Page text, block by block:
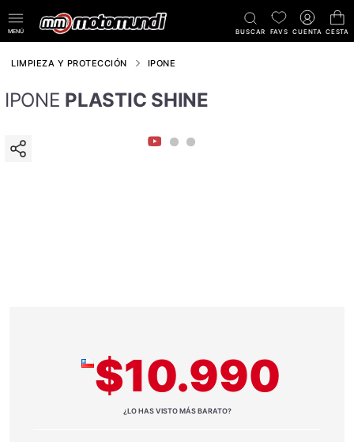
MENÚ BUSCAR FAVS CUENTA CESTA
LIMPIEZA Y PROTECCIÓN IPONE
IPONE PLASTIC SHINE
$10.990
¿LO HAS VISTO MÁS BARATO?